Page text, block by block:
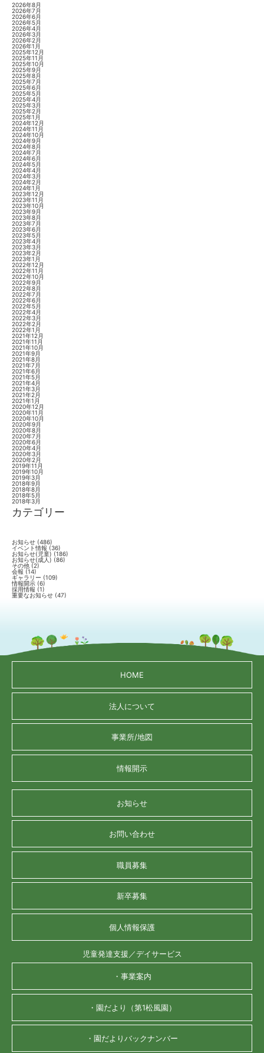
2026年8月
2026年7月
2026年6月
2026年5月
2026年4月
2026年3月
2026年2月
2026年1月
2025年12月
2025年11月
2025年10月
2025年9月
2025年8月
2025年7月
2025年6月
2025年5月
2025年4月
2025年3月
2025年2月
2025年1月
2024年12月
2024年11月
2024年10月
2024年9月
2024年8月
2024年7月
2024年6月
2024年5月
2024年4月
2024年3月
2024年2月
2024年1月
2023年12月
2023年11月
2023年10月
2023年9月
2023年8月
2023年7月
2023年6月
2023年5月
2023年4月
2023年3月
2023年2月
2023年1月
2022年12月
2022年11月
2022年10月
2022年9月
2022年8月
2022年7月
2022年6月
2022年5月
2022年4月
2022年3月
2022年2月
2022年1月
2021年12月
2021年11月
2021年10月
2021年9月
2021年8月
2021年7月
2021年6月
2021年5月
2021年4月
2021年3月
2021年2月
2021年1月
2020年12月
2020年11月
2020年10月
2020年9月
2020年8月
2020年7月
2020年6月
2020年4月
2020年3月
2020年2月
2019年11月
2019年10月
2019年3月
2018年9月
2018年8月
2018年5月
2018年3月
カテゴリー
お知らせ (486)
イベント情報 (36)
お知らせ(児童) (186)
お知らせ(成人) (86)
その他 (2)
会報 (14)
ギャラリー (109)
情報開示 (6)
採用情報 (1)
重要なお知らせ (47)
HOME
法人について
事業所/地図
情報開示
お知らせ
お問い合わせ
職員募集
新卒募集
個人情報保護
児童発達支援／デイサービス
・事業案内
・園だより（第1松風園）
・園だよりバックナンバー